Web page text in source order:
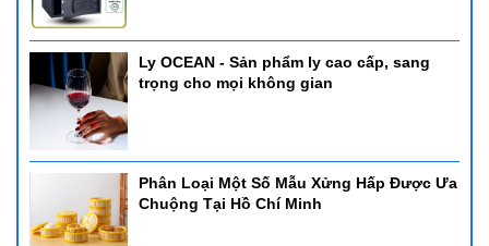
Ly OCEAN - Sản phẩm ly cao cấp, sang
trọng cho mọi không gian
Phân Loại Một Số Mẫu Xửng Hấp Được Ưa
Chuộng Tại Hồ Chí Minh